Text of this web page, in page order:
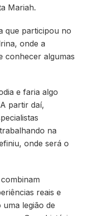
Mariah.
que participou no
onde a
conhecer algumas
e faria algo
partir daí,
na
onde será o
reais e
legião de